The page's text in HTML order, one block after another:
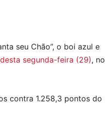
seu Chão”, o boi azul e
segunda-feira (29), no
contra 1.258,3 pontos do